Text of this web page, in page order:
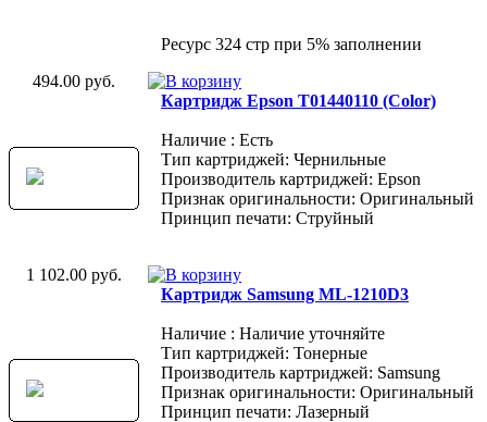
Ресурс 324 стр при 5% заполнении
494.00 руб.
Картридж Epson T01440110 (Color)
Наличие : Есть
Тип картриджей: Чернильные
Производитель картриджей: Epson
Признак оригинальности: Оригинальный
Принцип печати: Струйный
1 102.00 руб.
Картридж Samsung ML-1210D3
Наличие : Наличие уточняйте
Тип картриджей: Тонерные
Производитель картриджей: Samsung
Признак оригинальности: Оригинальный
Принцип печати: Лазерный